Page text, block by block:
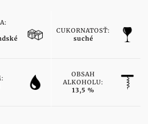
CUKORNATOSŤ:
suché
OBSAH
ALKOHOLU:
13,5 %